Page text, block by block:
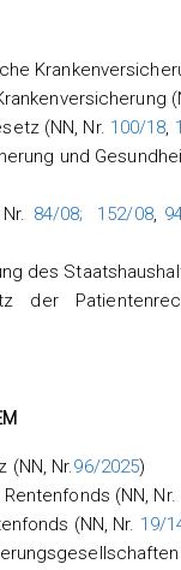
(NN, Nr. 100/18,
und
84/08; 152/08,
des
der
(NN, Nr.96/2025)
(NN, Nr.
(NN, Nr. 19/